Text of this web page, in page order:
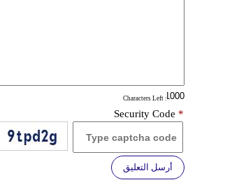
: Characters Left
Security Code *
أرسل التعليق